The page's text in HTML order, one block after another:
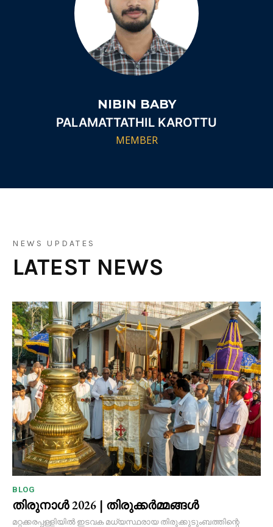
NIBIN BABY
PALAMATTATHIL KAROTTU
MEMBER
NEWS UPDATES
LATEST NEWS
BLOG
തിരുനാൾ 2026 | തിരുക്കർമ്മങ്ങൾ
മറ്റക്കരപ്പള്ളിയിൽ ഇടവക മധ്യസ്ഥരായ തിരുക്കുടുംബത്തിന്റെ